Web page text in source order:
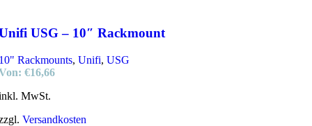
USG – 10″ Rackmount
Rackmounts, Unifi, USG
€16,66
MwSt.
Versandkosten